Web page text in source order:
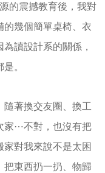
的震撼教育後，我對
的幾個簡單桌椅、衣
讀設計系的關係，
。
著換交友圈、換工
家⋯不對，也沒有把
對我來說不是太困
把東西扔一扔、物歸